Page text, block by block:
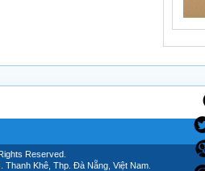
Reserved.
Khê, Thp. Đà Nẵng, Việt Nam.